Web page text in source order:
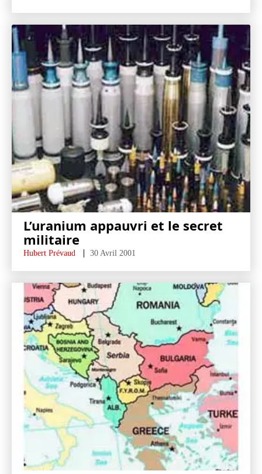
L’uranium appauvri et le secret
militaire
Hubert Prévaud 30 Avril 2001